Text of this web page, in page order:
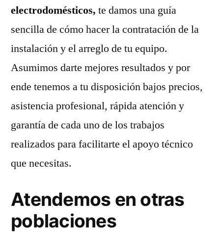
electrodomésticos, te damos una guía
sencilla de cómo hacer la contratación de la
instalación y el arreglo de tu equipo.
Asumimos darte mejores resultados y por
ende tenemos a tu disposición bajos precios,
asistencia profesional, rápida atención y
garantía de cada uno de los trabajos
realizados para facilitarte el apoyo técnico
que necesitas.
Atendemos en otras
poblaciones